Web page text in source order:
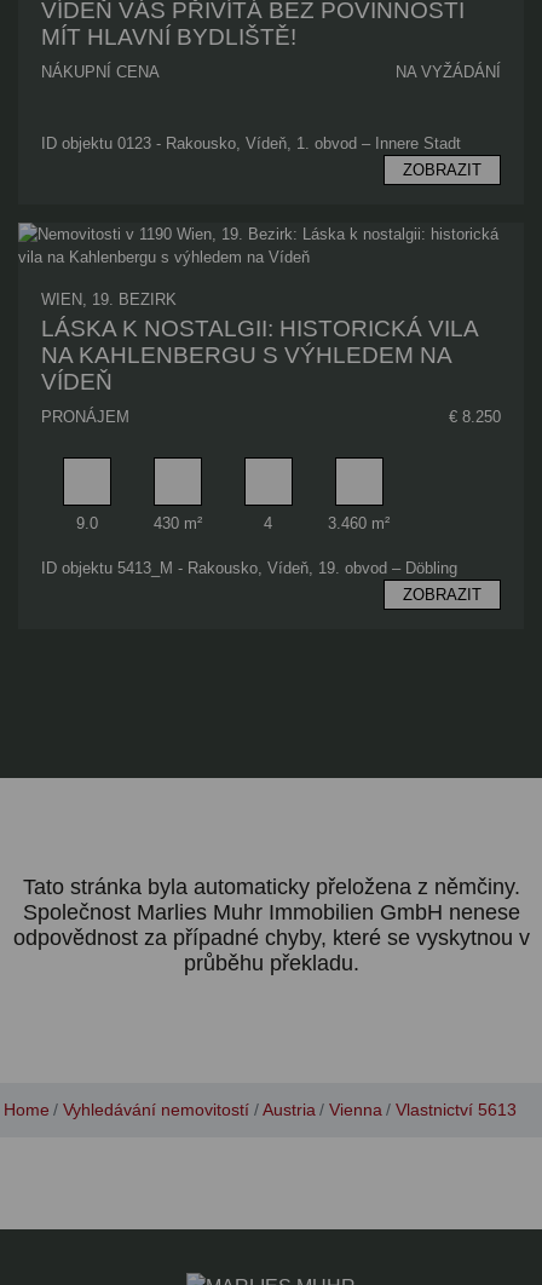
VÍDEŇ VÁS PŘIVÍTÁ BEZ POVINNOSTI
MÍT HLAVNÍ BYDLIŠTĚ!
NÁKUPNÍ CENA NA VYŽÁDÁNÍ
ID objektu 0123 - Rakousko, Vídeň, 1. obvod – Innere Stadt
ZOBRAZIT
WIEN, 19. BEZIRK
LÁSKA K NOSTALGII: HISTORICKÁ VILA
NA KAHLENBERGU S VÝHLEDEM NA
VÍDEŇ
PRONÁJEM € 8.250
Pokoj
9.0
Obytný prostor
430 m²
Koupelna
4
Plocha pozemku
3.460 m²
ID objektu 5413_M - Rakousko, Vídeň, 19. obvod – Döbling
ZOBRAZIT
Tato stránka byla automaticky přeložena z němčiny.
Společnost Marlies Muhr Immobilien GmbH nenese
odpovědnost za případné chyby, které se vyskytnou v
průběhu překladu.
Home Vyhledávání nemovitostí Austria Vienna Vlastnictví 5613